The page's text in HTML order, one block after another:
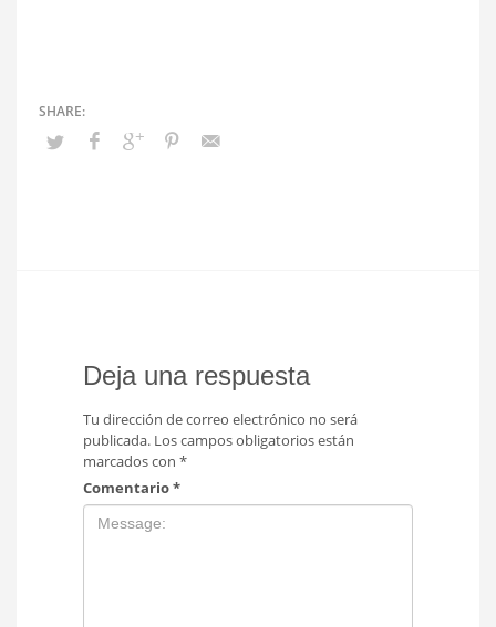
Deja una respuesta
Tu dirección de correo electrónico no será
publicada. Los campos obligatorios están
marcados con *
Comentario*